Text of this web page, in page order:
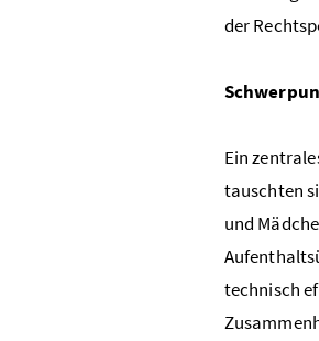
der
Ein
tauschten
und
technisch